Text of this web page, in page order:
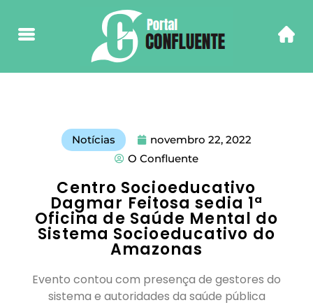
Notícias
novembro 22, 2022
O Confluente
Centro Socioeducativo
Dagmar Feitosa sedia 1ª
Oficina de Saúde Mental do
Sistema Socioeducativo do
Amazonas
Evento contou com presença de gestores do
sistema e autoridades da saúde pública